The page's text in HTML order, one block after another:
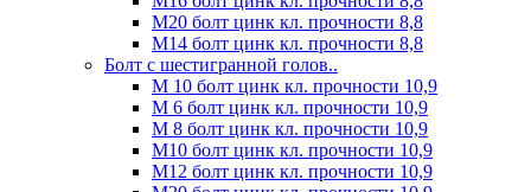
М20 болт цинк кл. прочности 8,8
М14 болт цинк кл. прочности 8,8
Болт с шестигранной голов..
М 10 болт цинк кл. прочности 10,9
М 6 болт цинк кл. прочности 10,9
М 8 болт цинк кл. прочности 10,9
М10 болт цинк кл. прочности 10,9
М12 болт цинк кл. прочности 10,9